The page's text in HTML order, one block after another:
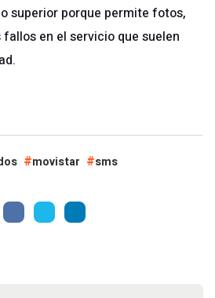
superior porque permite fotos,
en el servicio que suelen
movistar sms